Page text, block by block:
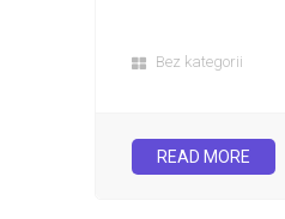
Bez kategorii
READ MORE